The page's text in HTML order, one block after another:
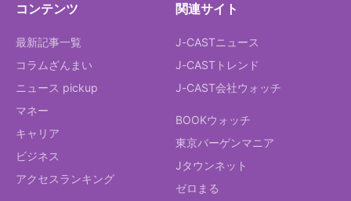
コンテンツ
最新記事一覧
コラムざんまい
ニュース pickup
マネー
キャリア
ビジネス
アクセスランキング
関連サイト
J-CASTニュース
J-CASTトレンド
J-CAST会社ウォッチ
BOOKウォッチ
東京バーゲンマニア
Jタウンネット
ゼロまる